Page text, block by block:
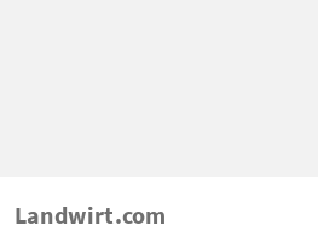
Landwirt.com